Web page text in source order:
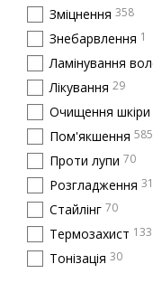
Зміцнення 358
Знебарвлення 1
Ламінування
Лікування 29
Очищення шкіри
Пом'якшення 585
Проти лупи 70
Розгладження
Стайлінг 70
Термозахист 133
Тонізація 30